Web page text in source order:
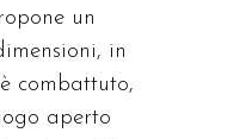
un
in
combattuto,
aperto